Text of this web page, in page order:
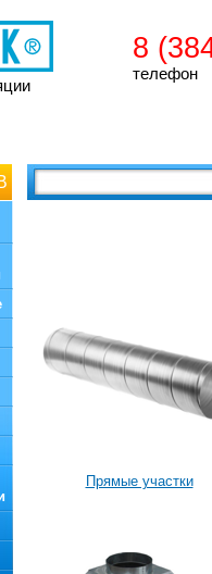
8
телефон
Прямые участки